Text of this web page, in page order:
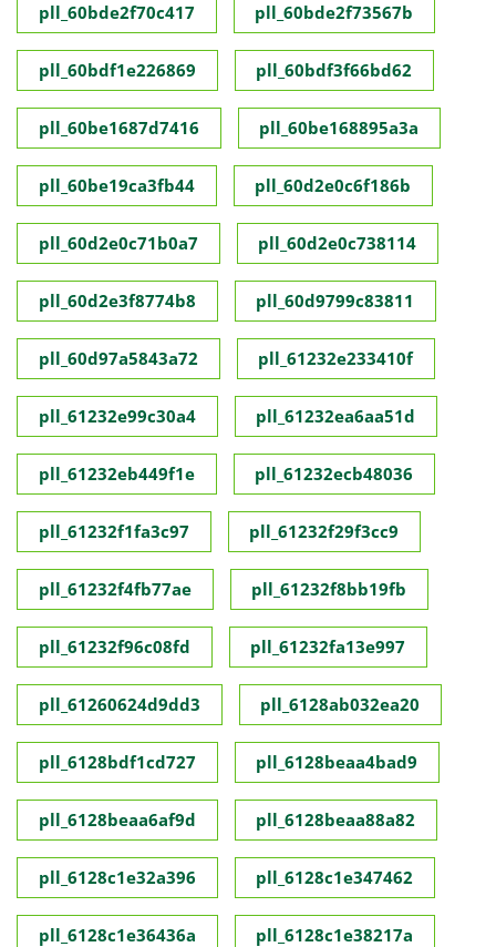
pll_60bde2f70c417 pll_60bde2f73567b
pll_60bdf1e226869 pll_60bdf3f66bd62
pll_60be1687d7416 pll_60be168895a3a
pll_60be19ca3fb44 pll_60d2e0c6f186b
pll_60d2e0c71b0a7 pll_60d2e0c738114
pll_60d2e3f8774b8 pll_60d9799c83811
pll_60d97a5843a72 pll_61232e233410f
pll_61232e99c30a4 pll_61232ea6aa51d
pll_61232eb449f1e pll_61232ecb48036
pll_61232f1fa3c97 pll_61232f29f3cc9
pll_61232f4fb77ae pll_61232f8bb19fb
pll_61232f96c08fd pll_61232fa13e997
pll_61260624d9dd3 pll_6128ab032ea20
pll_6128bdf1cd727 pll_6128beaa4bad9
pll_6128beaa6af9d pll_6128beaa88a82
pll_6128c1e32a396 pll_6128c1e347462
pll_6128c1e36436a pll_6128c1e38217a